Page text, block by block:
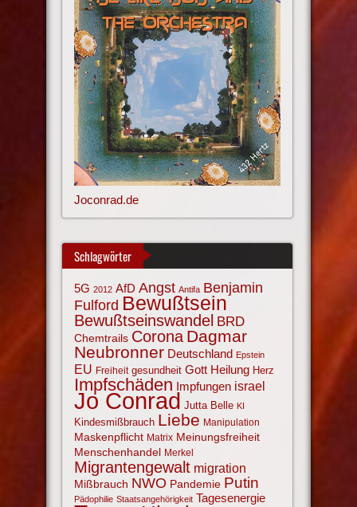
Joconrad.de
Schlagwörter
5G 2012 AfD Angst Antifa Benjamin
Fulford Bewußtsein
Bewußtseinswandel BRD
Chemtrails Corona Dagmar
Neubronner Deutschland Epstein
EU Freiheit gesundheit Gott Heilung Herz
Impfschäden Impfungen israel
Jo Conrad Jutta Belle KI
Kindesmißbrauch Liebe Manipulation
Maskenpflicht Matrix Meinungsfreiheit
Menschenhandel Merkel
Migrantengewalt migration
Mißbrauch NWO Pandemie Putin
Pädophilie Staatsangehörigkeit Tagesenergie